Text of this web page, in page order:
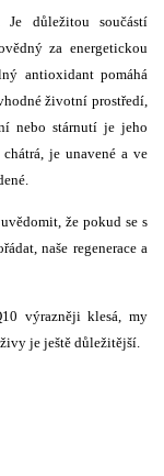
důležitou součástí
za energetickou
antioxidant pomáhá
životní prostředí,
nebo stárnutí je jeho
je unavené a ve
že pokud se s
naše regenerace a
výrazněji klesá, my
je ještě důležitější.